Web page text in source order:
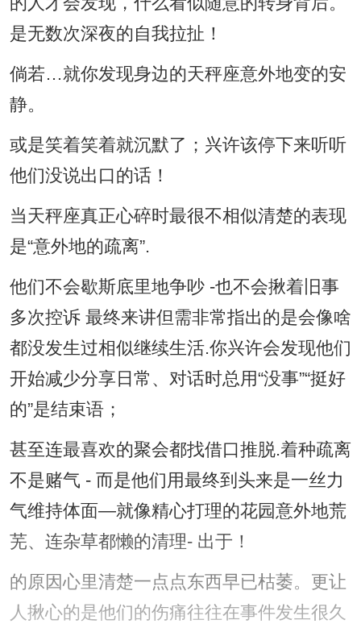
是无数次深夜的自我拉扯！
倘若…就你发现身边的天秤座意外地变的安
静。
或是笑着笑着就沉默了；兴许该停下来听听
他们没说出口的话！
当天秤座真正心碎时最很不相似清楚的表现
是“意外地的疏离”.
他们不会歇斯底里地争吵 -也不会揪着旧事
多次控诉 最终来讲但需非常指出的是会像啥
都没发生过相似继续生活.你兴许会发现他们
开始减少分享日常、对话时总用“没事”“挺好
的”是结束语；
甚至连最喜欢的聚会都找借口推脱.着种疏离
不是赌气 - 而是他们用最终到头来是一丝力
气维持体面—就像精心打理的花园意外地荒
芜、连杂草都懒的清理- 出于！
的原因心里清楚一点点东西早已枯萎。更让
人揪心的是他们的伤痛往往在事件发生很久